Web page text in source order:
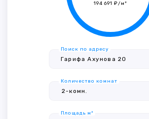
194 691 ₽/м²
Поиск по адресу
Количество комнат
Площадь м²